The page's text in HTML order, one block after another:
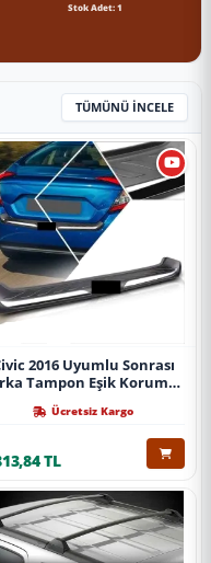
Stok Adet: 1
TÜMÜNÜ İNCELE
2016 Uyumlu Sonrası
Tampon Eşik Koruma
Ücretsiz Kargo
TL